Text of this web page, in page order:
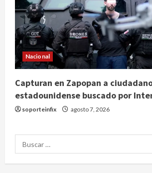
Nacional
Capturan en Zapopan a
estadounidense buscado por
soporteinfix agosto 7, 2026
Buscar:
4
Estados Unidos
parcialmente los
aguacate desde
agosto 8, 2026
5
Denuncian robo de
Rolex al equipo de
AICM
agosto 8, 2026
EE. UU. reconoce
Sheinbaum contra